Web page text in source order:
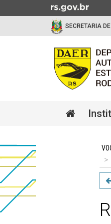
para
SECRETARIA
do
conteúdo